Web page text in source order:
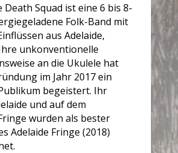
Death Squad ist eine 6 bis 8-
Folk-Band mit
aus Adelaide,
unkonventionelle
an die Ukulele hat
im Jahr 2017 ein
begeistert. Ihr
und auf dem
wurden als bester
Adelaide Fringe (2018)